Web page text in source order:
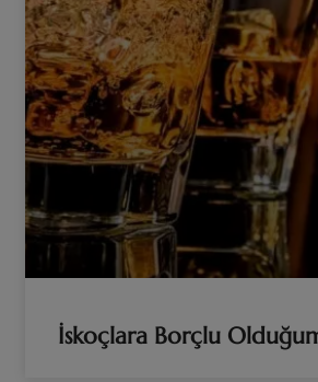
İskoçlara Borçlu